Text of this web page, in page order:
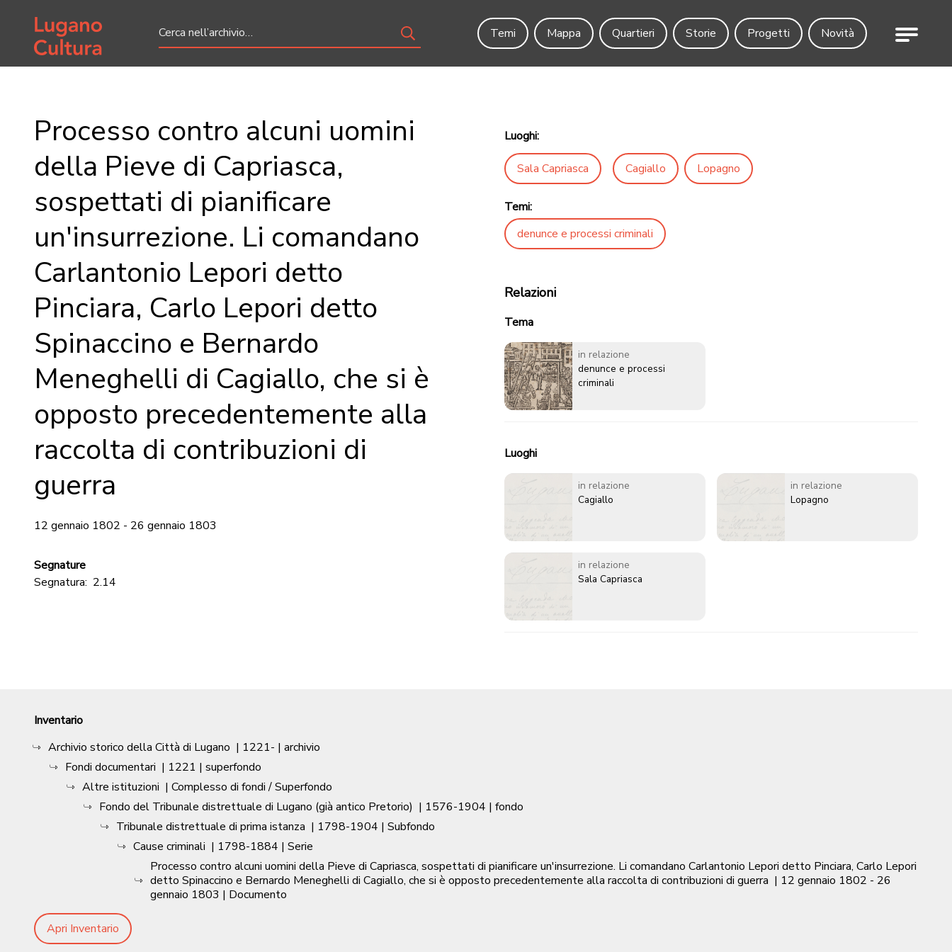
Home page
Temi
Mappa Quartieri Storie Progetti Novità Menu
Processo contro alcuni uomini
della Pieve di Capriasca,
sospettati di pianificare
un'insurrezione. Li comandano
Carlantonio Lepori detto
Pinciara, Carlo Lepori detto
Spinaccino e Bernardo
Meneghelli di Cagiallo, che si è
opposto precedentemente alla
raccolta di contribuzioni di
guerra
12 gennaio 1802 - 26 gennaio 1803
Segnature
Segnatura: 2.14
Luoghi:
Sala Capriasca Cagiallo Lopagno
Temi:
denunce e processi criminali
Relazioni
Tema
in relazione
denunce e processi
criminali
Luoghi
in relazione
Cagiallo
in relazione
Lopagno
in relazione
Sala Capriasca
Inventario
Archivio storico della Città di Lugano | 1221- | archivio
Fondi documentari | 1221 | superfondo
Altre istituzioni | Complesso di fondi / Superfondo
Fondo del Tribunale distrettuale di Lugano (già antico Pretorio) | 1576-1904 | fondo
Tribunale distrettuale di prima istanza | 1798-1904 | Subfondo
Cause criminali | 1798-1884 | Serie
Processo contro alcuni uomini della Pieve di Capriasca, sospettati di pianificare un'insurrezione. Li comandano Carlantonio Lepori detto Pinciara, Carlo Lepori
detto Spinaccino e Bernardo Meneghelli di Cagiallo, che si è opposto precedentemente alla raccolta di contribuzioni di guerra | 12 gennaio 1802 - 26
gennaio 1803 | Documento
Apri Inventario